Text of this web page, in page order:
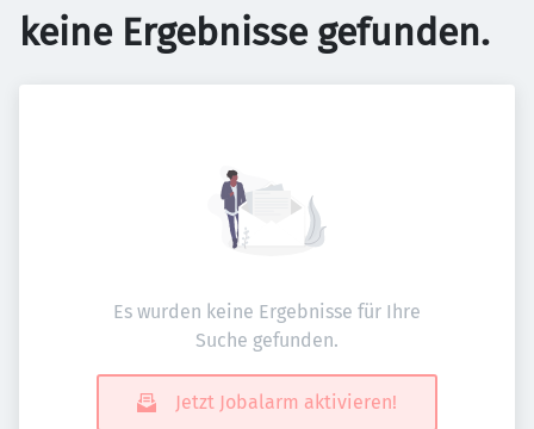
keine Ergebnisse gefunden.
Es wurden keine Ergebnisse für Ihre
Suche gefunden.
Jetzt Jobalarm aktivieren!